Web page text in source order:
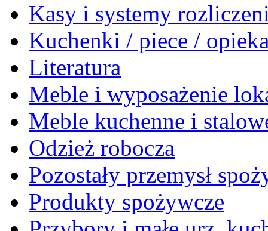
Kasy i systemy
Kuchenki / piece /
Literatura
Meble i wyposażenie
Meble kuchenne i
Odzież robocza
Pozostały przemysł
Produkty spożywcze